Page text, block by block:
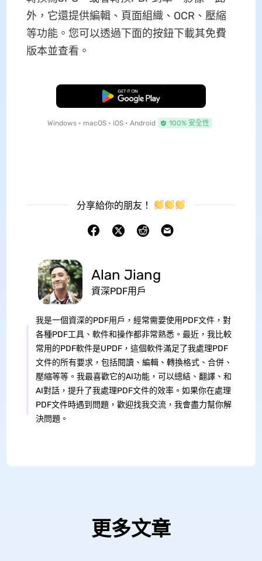
外，它還提供編輯、頁面組織、OCR、壓縮
等功能。您可以透過下面的按鈕下載其免費
版本並查看。
免費下載
Windows • macOS • iOS • Android 100% 安全性
分享給你的朋友！
Alan Jiang
資深PDF用戶
我是一個資深的PDF用戶，經常需要使用PDF文件，對
各種PDF工具、軟件和操作都非常熟悉。最近，我比較
常用的PDF軟件是UPDF，這個軟件滿足了我處理PDF
文件的所有要求，包括閱讀、編輯、轉換格式、合併、
壓縮等等。我最喜歡它的AI功能，可以總結、翻譯、和
AI對話，提升了我處理PDF文件的效率。如果你在處理
PDF文件時遇到問題，歡迎找我交流，我會盡力幫你解
決問題。
更多文章